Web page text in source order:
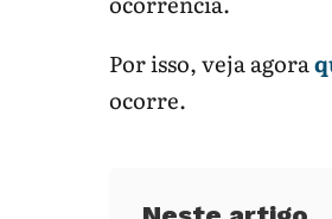
Por isso, veja agora
ocorre.